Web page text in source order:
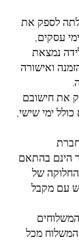
לספק את
המוצרים במהירות ובתוך 21-24 ימי עסקים,
נמצאת
ואישורה
את חישובם
ימי שישי,
הינם בהתאם
של
עם מקבל
מכל